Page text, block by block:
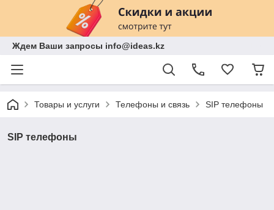
Ждем Ваши запросы info@ideas.kz
Товары и услуги Телефоны и связь SIP телефоны
SIP телефоны